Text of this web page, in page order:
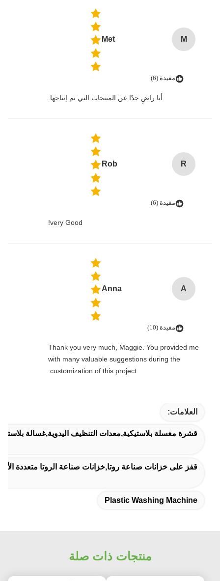
M
Met
مفيدة (6)
أنا راضٍ جدًا عن المنتجات التي تم إنتاجها.
R
Rob
مفيدة (6)
very Good!
A
Anna
مفيدة (10)
Thank you very much, Maggie. You provided me
with many valuable suggestions during the
customization of this project.
العلامات:
قشرة مغسلة بلاستيكية,معدات التنظيف اليدوية,غسالة
قفز على خزانات صناعة روتا,خزانات صناعة الروتا متعددة
Plastic Washing Machine
منتجات ذات صلة